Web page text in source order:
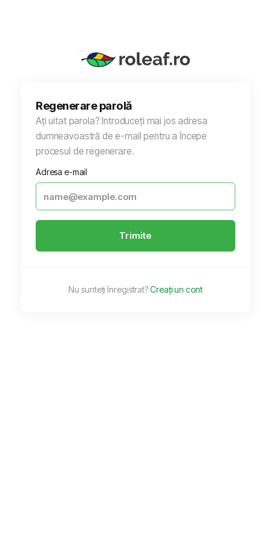
Regenerare parolă
Ați uitat parola? Introduceți mai jos adresa
dumneavoastră de e-mail pentru a începe
procesul de regenerare.
Adresa e-mail
Trimite
Nu sunteți înregistrat?Creați un cont